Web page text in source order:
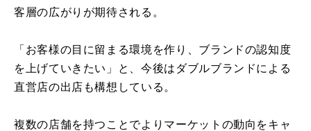
客層の広がりが期待される。
「お客様の目に留まる環境を作り、ブランドの認知度
を上げていきたい」と、今後はダブルブランドによる
直営店の出店も構想している。
複数の店舗を持つことでよりマーケットの動向をキャ